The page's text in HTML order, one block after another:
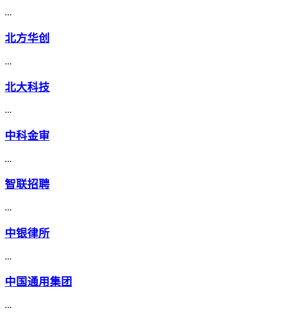
...
北方华创
...
北大科技
...
中科金审
...
智联招聘
...
中银律所
...
中国通用集团
...